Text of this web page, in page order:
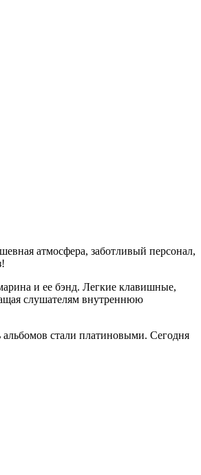
атмосфера, заботливый персонал,
и ее бэнд. Легкие клавишные,
слушателям внутреннюю
стали платиновыми. Сегодня